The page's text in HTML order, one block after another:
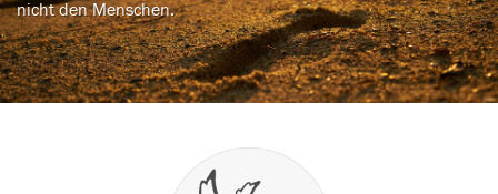
nicht den Menschen.